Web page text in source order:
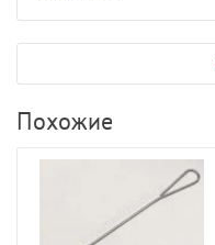
Похожие